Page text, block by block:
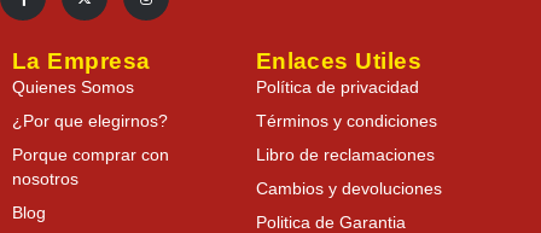
La Empresa
Quienes Somos
¿Por que elegirnos?
Porque comprar con
nosotros
Blog
Enlaces Utiles
Política de privacidad
Términos y condiciones
Libro de reclamaciones
Cambios y devoluciones
Politica de Garantia